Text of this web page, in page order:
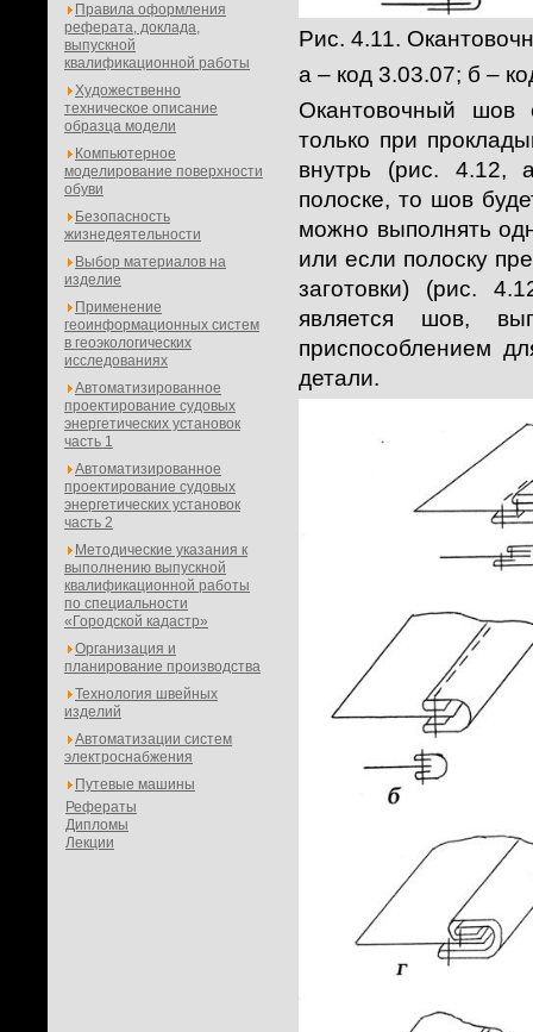
Правила оформления
реферата, доклада,
выпускной
квалификационной работы
Художественно
техническое описание
образца модели
Компьютерное
моделирование поверхности
обуви
Безопасность
жизнедеятельности
Выбор материалов на
изделие
Применение
геоинформационных систем
в геоэкологических
исследованиях
Автоматизированное
проектирование судовых
энергетических установок
часть 1
Автоматизированное
проектирование судовых
энергетических установок
часть 2
Методические указания к
выполнению выпускной
квалификационной работы
по специальности
«Городской кадастр»
Организация и
планирование производства
Технология швейных
изделий
Автоматизации систем
электроснабжения
Путевые машины
Рефераты
Дипломы
Лекции
Рис. 4.11.
а – код 3.03.07; б –
Окантовочный шов
только при
внутрь (рис. 4.12,
полоске, то шов
можно выполнять
или если полоску
заготовки) (рис.
является шов,
приспособлением
детали.